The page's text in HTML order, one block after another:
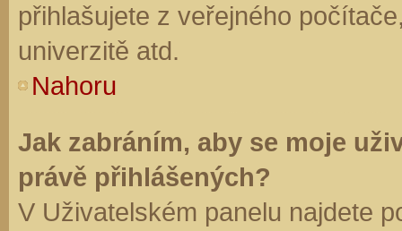
přihlašujete z veřejného
univerzitě atd.
Nahoru
Jak zabráním, aby se moje
právě přihlášených?
V Uživatelském panelu najdete